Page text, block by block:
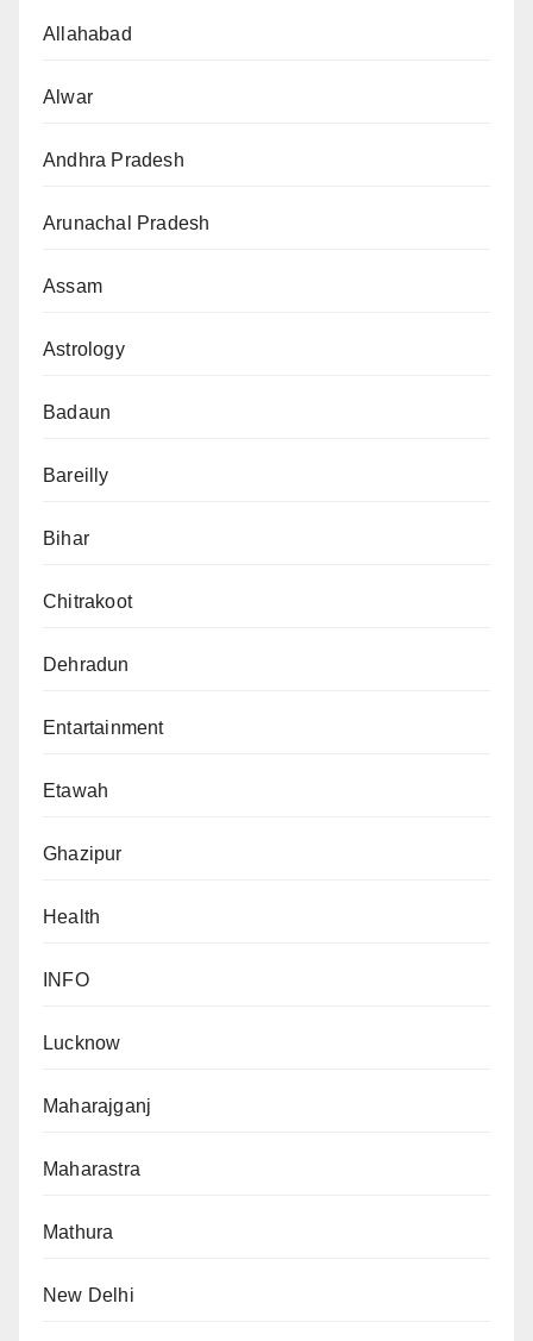
Allahabad
Alwar
Andhra Pradesh
Arunachal Pradesh
Assam
Astrology
Badaun
Bareilly
Bihar
Chitrakoot
Dehradun
Entartainment
Etawah
Ghazipur
Health
INFO
Lucknow
Maharajganj
Maharastra
Mathura
New Delhi